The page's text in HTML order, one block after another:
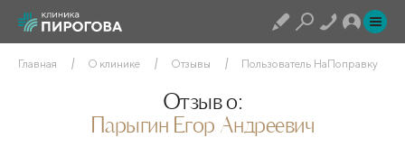
Главная О клинике Отзывы Пользователь НаПоправку
Отзыв о:
Парыгин Егор Андреевич